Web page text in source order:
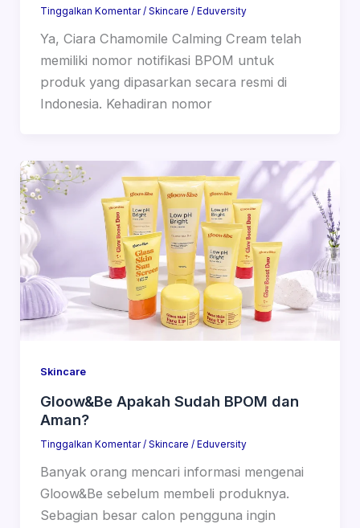
Tinggalkan Komentar / Skincare / Eduversity
Ya, Ciara Chamomile Calming Cream telah
memiliki nomor notifikasi BPOM untuk
produk yang dipasarkan secara resmi di
Indonesia. Kehadiran nomor
Skincare
Gloow&Be Apakah Sudah BPOM dan
Aman?
Tinggalkan Komentar / Skincare / Eduversity
Banyak orang mencari informasi mengenai
Gloow&Be sebelum membeli produknya.
Sebagian besar calon pengguna ingin